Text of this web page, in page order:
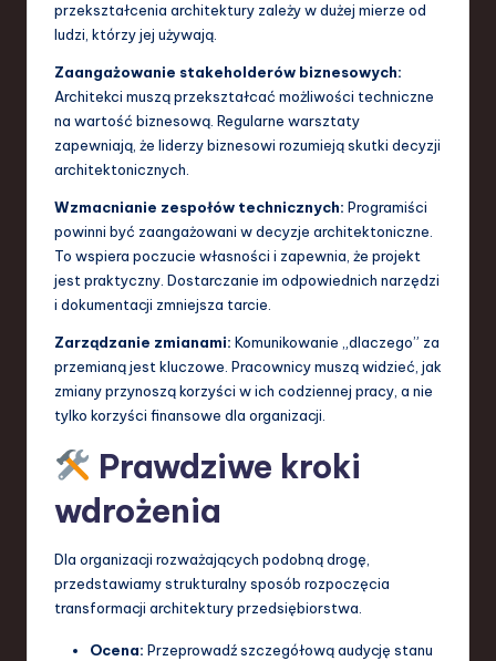
przekształcenia architektury zależy w dużej mierze od
ludzi, którzy jej używają.
Zaangażowanie stakeholderów biznesowych:
Architekci muszą przekształcać możliwości techniczne
na wartość biznesową. Regularne warsztaty
zapewniają, że liderzy biznesowi rozumieją skutki decyzji
architektonicznych.
Wzmacnianie zespołów technicznych: Programiści
powinni być zaangażowani w decyzje architektoniczne.
To wspiera poczucie własności i zapewnia, że projekt
jest praktyczny. Dostarczanie im odpowiednich narzędzi
i dokumentacji zmniejsza tarcie.
Zarządzanie zmianami: Komunikowanie „dlaczego” za
przemianą jest kluczowe. Pracownicy muszą widzieć, jak
zmiany przynoszą korzyści w ich codziennej pracy, a nie
tylko korzyści finansowe dla organizacji.
Prawdziwe kroki
wdrożenia
Dla organizacji rozważających podobną drogę,
przedstawiamy strukturalny sposób rozpoczęcia
transformacji architektury przedsiębiorstwa.
Ocena: Przeprowadź szczegółową audycję stanu